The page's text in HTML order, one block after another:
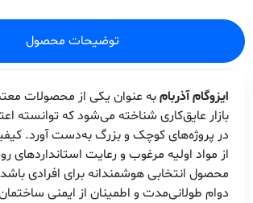
توضیحات محصول
ایزوگام آذربامبه عنوان یکی از محصولات
بازار عایق‌کاری شناخته می‌شود که توانسته
در پروژه‌های کوچک و بزرگ به‌دست آورد.
از مواد اولیه مرغوب و رعایت استانداردهای
محصول انتخابی هوشمندانه برای افرادی
دوام طولانی‌مدت و اطمینان از ایمنی